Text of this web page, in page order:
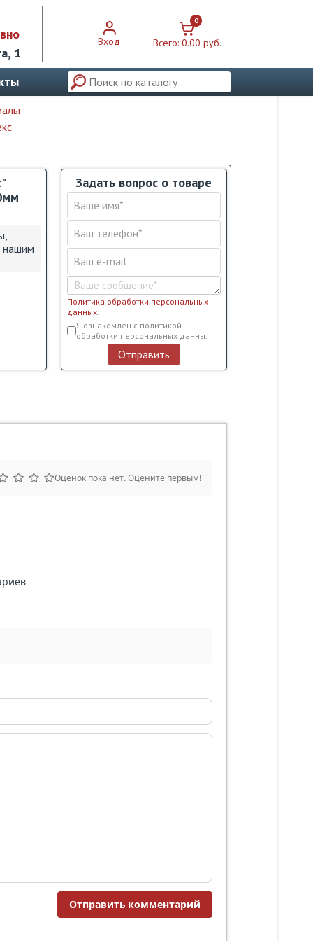
1
Вход
0
Всего: 0.00 pуб.
нашим
Задать вопрос о товаре
Политика обработки персональных
данных.
Условия обслуживания
Я ознакомлен с политикой
обработки персональных данны.
Отправить
Оценок пока нет. Оцените первым!
Отправить комментарий